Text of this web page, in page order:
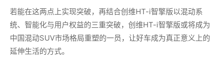
若能在这两点上实现突破，再结合创维HT-i智擎版以混动系
统、智能化与用户权益的三重突破，创维HT-i智擎版或将成为
中国混动SUV市场格局重塑的一员，让好车成为真正意义上的
延伸生活的方式。